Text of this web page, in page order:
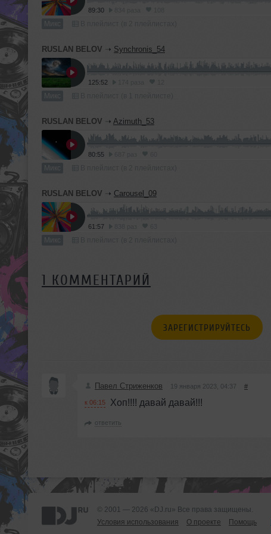
89:30
Микс
RUSLAN BELOV ➝ Synchronis_54
125:52
Микс
RUSLAN BELOV ➝ Azimuth_53
80:55
Микс
RUSLAN BELOV ➝ Carousel_09
61:57
Микс
1 КОММЕНТАРИЙ
ЗАРЕГИСТРИРУЙТЕСЬ
Павел Стриженков 19 января 2023, 04:37 #
к 06:15 Хоп!!!! давай давай!!!
ответить
© 2001 — 2026 «DJ.ru» Все права защищены.
Условия использования
О проекте Помощь